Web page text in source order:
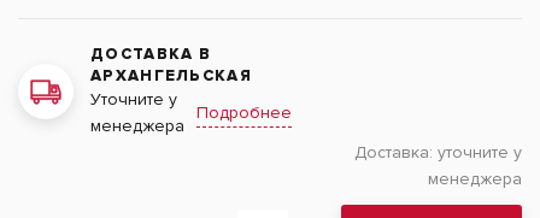
ДОСТАВКА В
АРХАНГЕЛЬСКАЯ
Уточните у
менеджера
Подробнее
Доставка: уточните у
менеджера